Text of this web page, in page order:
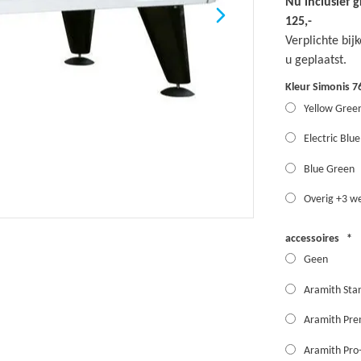
125,-
Verplichte
u geplaatst.
Kleur Simonis
Yellow
Electric Blue
Blue Green
Overig +3
accessoires
Geen
Aramith
Aramith
Aramith